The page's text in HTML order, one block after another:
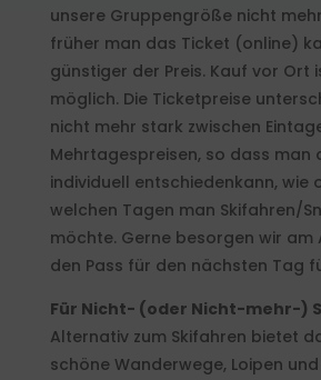
unsere Gruppengröße nicht
früher man das Ticket (online)
günstiger der Preis. Kauf vor Ort
möglich. Die Ticketpreise
nicht mehr stark zwischen
Mehrtagespreisen, so dass man
individuell entschiedenkann, wie
welchen Tagen man Skifahren/
möchte. Gerne besorgen wir am
den Pass für den nächsten Tag
Für Nicht- (oder Nicht-mehr-)
Alternativ zum Skifahren bietet
schöne Wanderwege, Loipen